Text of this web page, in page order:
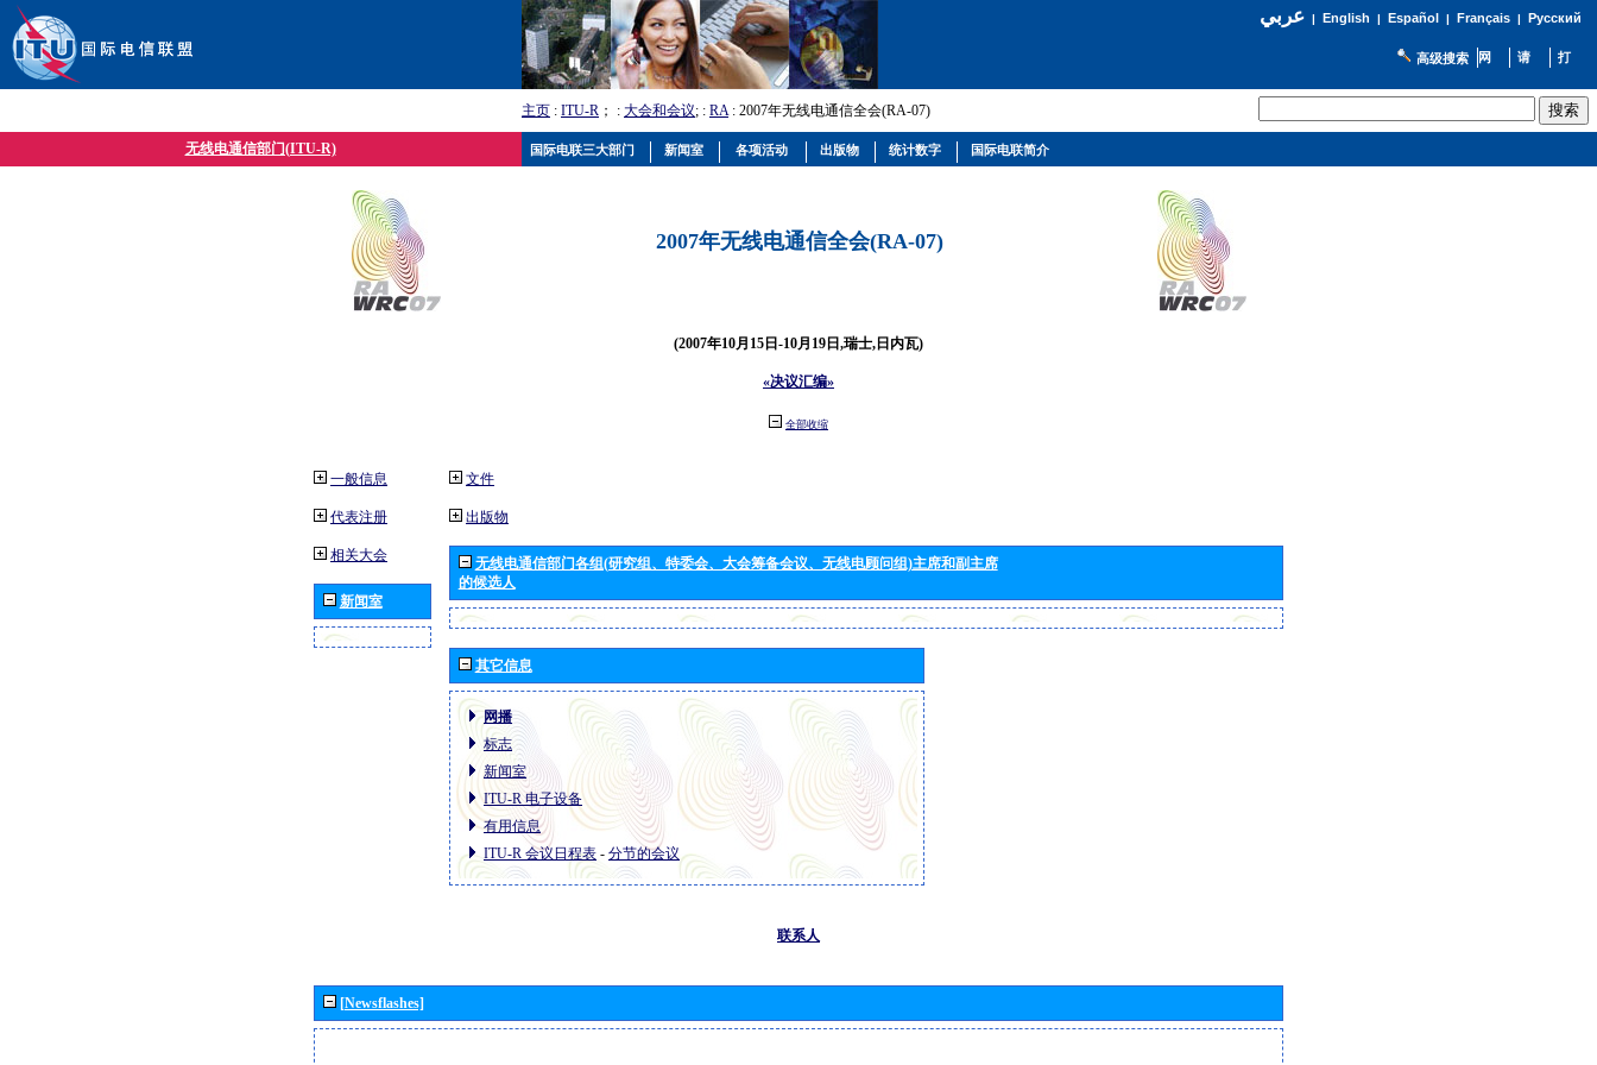
عربي| English | Español | Français| Русский
高级搜索
主页 : ITU-R ； : 大会和会议; : RA: 2007年无线电通信全会(RA-07)
无线电通信部门(ITU-R)
2007年无线电通信全会(RA-07)
(2007年10月15日-10月19日,瑞士,日内瓦)
«决议汇编»
全部收缩
一般信息
代表注册
相关大会
新闻室
文件
出版物
无线电通信部门各组(研究组、特委会、大会筹备会议、无线电顾问组)主席和副主席
的候选人
其它信息
网播
标志
新闻室
ITU-R 电子设备
有用信息
ITU-R 会议日程表 - 分节的会议
联系人
[Newsflashes]
国际电联三大部门 新闻室 各项活动 出版物 统计数字 国际电联简介